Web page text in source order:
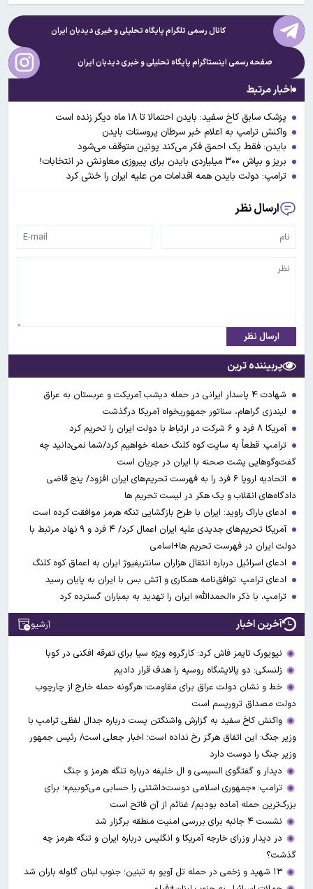
کانال رسمی تلگرام پایگاه تحلیلی و خبریدیدبان ایران
صفحه رسمی اینستاگرام پایگاه تحلیلی و خبریدیدبان ایران
اخبار مرتبط
پزشک سابق کاخ سفید: بایدن احتمالا تا ۱۸ ماه دیگر زنده است
واکنش ترامپ به اعلام خبر سرطان پروستات بایدن
بایدن: فقط یک احمق فکر می‌کند پوتین متوقف می‌شود
بریز و بپاش ۳۰۰ میلیاردی بایدن برای پیروزی معاونش در انتخابات!
ترامپ: دولت بایدن همه اقدامات من علیه ایران را خنثی کرد
ارسال نظر
ارسال نظر
پربیننده ترین
شهادت ۴ پاسدار ایرانی در حمله دیشب آمریکت و عربستان به عراق
لیندزی گراهام، سناتور جمهوریخواه آمریکا درگذشت
آمریکا ۸ فرد و ۶ شرکت در ارتباط با دولت ایران را تحریم کرد
ترامپ: قطعاً به سایت کوه کلنگ حمله خواهیم کرد/شما نمی‌دانید چه
گفت‌وگوهایی پشت صحنه با ایران در جریان است
اتحادیه اروپا ۶ فرد را به فهرست تحریم‌های ایران افزود/ پنج قاضی
دادگاه‌های انقلاب و یک هکر در لیست تحریم ها
ادعای باراک راوید: ایران با طرح بازگشایی تنگه هرمز موافقت کرده است
آمریکا تحریم‌های جدیدی علیه ایران اعمال کرد/ ۴ فرد و ۹ نهاد مرتبط با
دولت ایران در فهرست تحریم ها+اسامی
ادعای اسرائیل درباره انتقال هزاران سانتریفیوژ ایران به اعماق کوه کلنگ
ادعای ترامپ: توافق‌نامه همکاری و آتش بس با ایران به پایان رسید
ترامپ، با ذکر «الحمدالله» ایران را تهدید به بمباران گسترده کرد
آخرین اخبار آرشیو
نیویورک تایمز فاش کرد: کارگروه ویژه سیا برای تفرقه افکنی در کوبا
زلنسکی: دو پالایشگاه روسیه را هدف قرار دادیم
خط و نشان دولت عراق برای مقاومت: هرگونه حمله خارج از چارچوب
دولت مصداق تروریسم است
واکنش کاخ سفید به گزارش واشنگتن پست درباره جدال لفظی ترامپ با
وزیر جنگ: این اتفاق هرگز رخ نداده است؛ اخبار جعلی است/ رئیس جمهور
وزیر جنگ را دوست دارد
دیدار و گفتگوی السیسی و ال خلیفه درباره تنگه هرمز و جنگ
ترامپ: «جمهوری اسلامی دوست‌داشتنی را حسابی می‌کوبیم»؛ برای
بزرگ‌ترین حمله آماده بودیم/ غنائم از آنِ فاتح است
نشست ۴ جانبه برای بررسی امنیت منطقه برگزار شد
در دیدار وزرای خارجه آمریکا و انگلیس درباره ایران و تنگه هرمز چه
گذشت؟
۱۳ شهید و زخمی در حمله تل آویو به تبنین؛ جنوب لبنان گلوله باران شد